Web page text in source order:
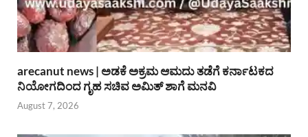
arecanut news | ಅಡಕೆ ಅಕ್ರಮ ಆಮದು ತಡೆಗೆ ಕರ್ನಾಟಕದ
ನಿಯೋಗದಿಂದ ಗೃಹ ಸಚಿವ ಅಮಿತ್ ಶಾಗೆ ಮನವಿ
August 7, 2026